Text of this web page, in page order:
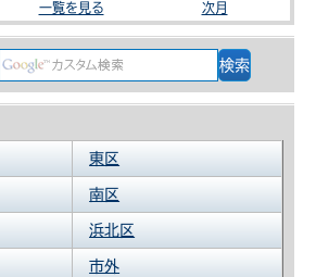
一覧を見る 次月
東区
南区
浜北区
市外